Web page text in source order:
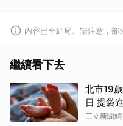
內容已至結尾。請注意，部
繼續看下去
北市19
日 提袋
三立新聞網